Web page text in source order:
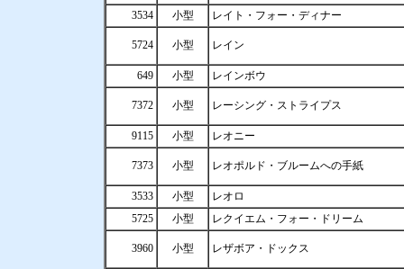
3534
小型 レイト・フォー・ディナー
5724 小型 レイン
649 小型 レインボウ
7372 小型 レーシング・ストライプス
9115 小型 レオニー
7373 小型 レオポルド・ブルームへの手紙
3533 小型
レオロ
5725
小型 レクイエム・フォー・ドリーム
3960 小型 レザボア・ドックス